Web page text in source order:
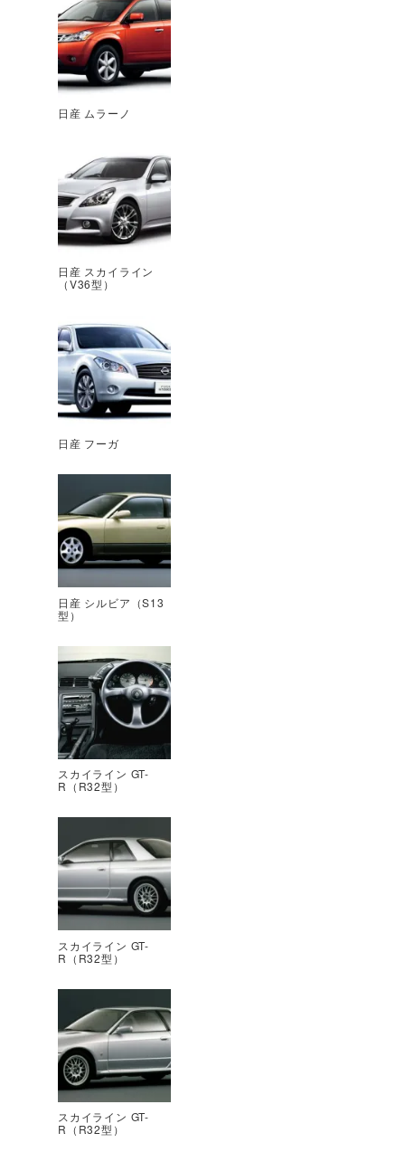
日産 ムラーノ
日産 スカイライン
（V36型）
日産 フーガ
日産 シルビア（S13
型）
スカイライン GT-
R（R32型）
スカイライン GT-
R（R32型）
スカイライン GT-
R（R32型）